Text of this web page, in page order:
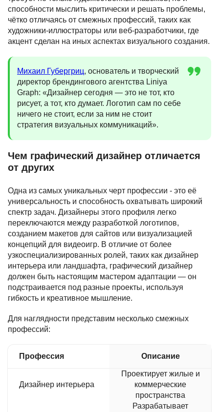
способности мыслить критически и решать проблемы,
чётко отличаясь от смежных профессий, таких как
художники-иллюстраторы или веб-разработчики, где
акцент сделан на иных аспектах визуального создания.
Михаил Губергриц, основатель и творческий
директор брендингового агентства Liniya
Graph: «Дизайнер сегодня — это не тот, кто
рисует, а тот, кто думает. Логотип сам по себе
ничего не стоит, если за ним не стоит
стратегия визуальных коммуникаций».
Чем графический дизайнер отличается
от других
Одна из самых уникальных черт профессии - это её
универсальность и способность охватывать широкий
спектр задач. Дизайнеры этого профиля легко
переключаются между разработкой логотипов,
созданием макетов для сайтов или визуализацией
концепций для видеоигр. В отличие от более
узкоспециализированных ролей, таких как дизайнер
интерьера или ландшафта, графический дизайнер
должен быть настоящим мастером адаптации — он
подстраивается под разные проекты, используя
гибкость и креативное мышление.
Для наглядности представим несколько смежных
профессий:
Профессия Описание
Дизайнер интерьера
Проектирует жилые и
коммерческие
пространства
Разрабатывает